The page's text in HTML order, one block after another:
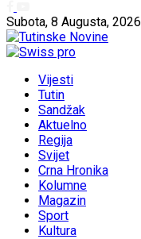
Subota, 8 Augusta, 2026
Vijesti
Tutin
Sandžak
Aktuelno
Regija
Svijet
Crna Hronika
Kolumne
Magazin
Sport
Kultura